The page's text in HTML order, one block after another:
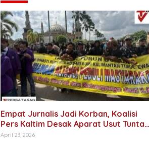
Empat Jurnalis Jadi Korban, Koalisi
Pers Kaltim Desak Aparat Usut Tuntas
Pelaku Intimidasi
April 23, 2026